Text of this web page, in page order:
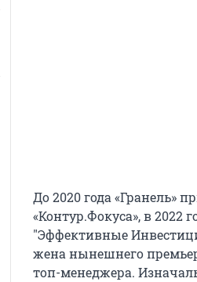
До 2020 года «Гранель»
«Контур.Фокуса», в 2022
"Эффективные
жена нынешнего
топ-менеджера.